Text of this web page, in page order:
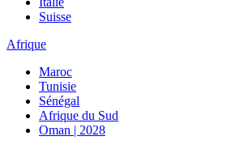
Suisse
Afrique
Maroc
Tunisie
Sénégal
Afrique du Sud
Oman | 2028